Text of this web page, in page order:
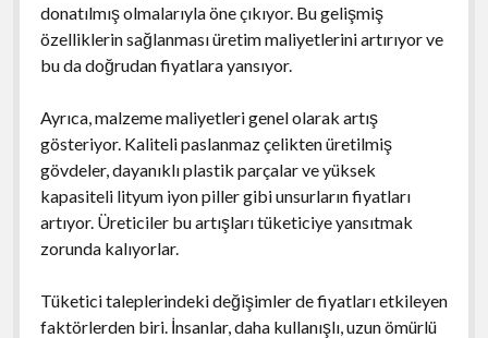
donatılmış olmalarıyla öne çıkıyor. Bu gelişmiş
özelliklerin sağlanması üretim maliyetlerini artırıyor ve
bu da doğrudan fiyatlara yansıyor.
Ayrıca, malzeme maliyetleri genel olarak artış
gösteriyor. Kaliteli paslanmaz çelikten üretilmiş
gövdeler, dayanıklı plastik parçalar ve yüksek
kapasiteli lityum iyon piller gibi unsurların fiyatları
artıyor. Üreticiler bu artışları tüketiciye yansıtmak
zorunda kalıyorlar.
Tüketici taleplerindeki değişimler de fiyatları etkileyen
faktörlerden biri. İnsanlar, daha kullanışlı, uzun ömürlü